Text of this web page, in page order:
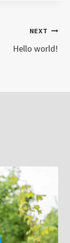
NEXT
Hello world!